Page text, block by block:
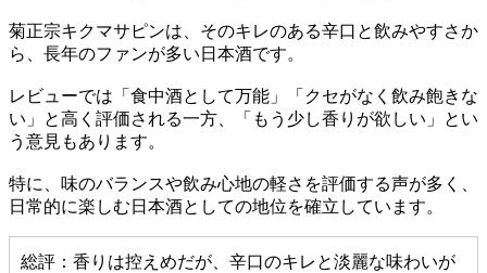
菊正宗キクマサピンは、そのキレのある辛口と飲みやすさか
ら、長年のファンが多い日本酒です。
レビューでは「食中酒として万能」「クセがなく飲み飽きな
い」と高く評価される一方、「もう少し香りが欲しい」とい
う意見もあります。
特に、味のバランスや飲み心地の軽さを評価する声が多く、
日常的に楽しむ日本酒としての地位を確立しています。
総評：香りは控えめだが、辛口のキレと淡麗な味わいが